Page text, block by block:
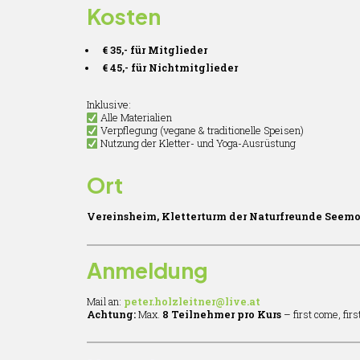
Kosten
€ 35,- für Mitglieder
€ 45,- für Nichtmitglieder
Inklusive:
Alle Materialien
Verpflegung (vegane & traditionelle Speisen)
Nutzung der Kletter- und Yoga-Ausrüstung
Ort
Vereinsheim, Kletterturm der Naturfreunde
Anmeldung
Mail an: peter.holzleitner@live.at
Achtung:Max. 8 Teilnehmer pro Kurs– first come,